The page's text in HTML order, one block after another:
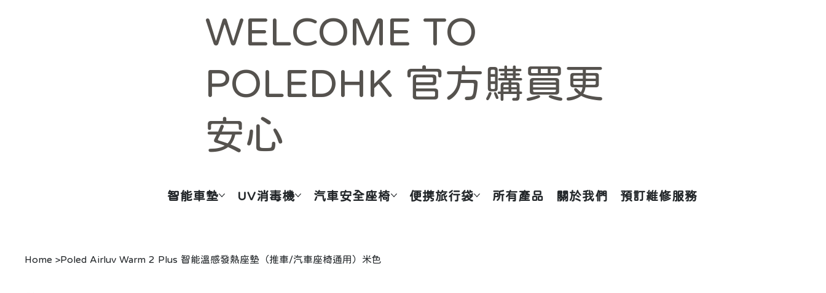
WELCOME TO
POLEDHK 官方購買更
安心
智能車墊 UV消毒機 汽車安全座椅 便携旅行袋 所有產品 關於我們 預訂維修服務
Home >Poled Airluv Warm 2 Plus 智能溫感發熱座墊（推車/汽車座椅通用）米色